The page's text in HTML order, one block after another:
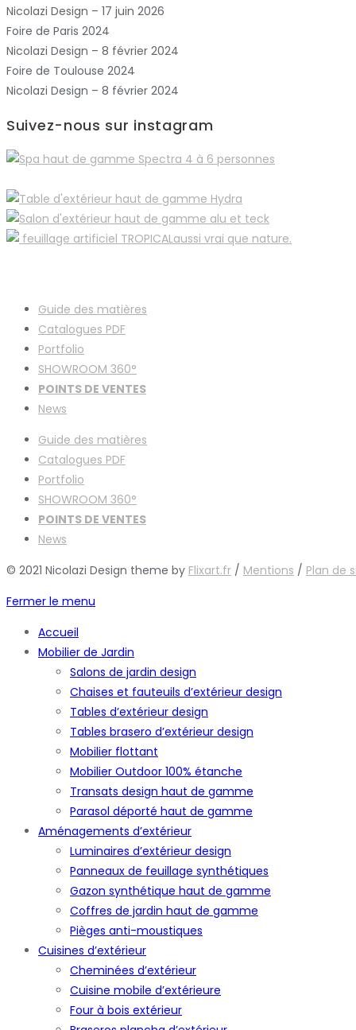
Nicolazi Design – 17 juin 2026
Foire de Paris 2024
Nicolazi Design – 8 février 2024
Foire de Toulouse 2024
Nicolazi Design – 8 février 2024
Suivez-nous sur instagram
Guide des matières
Catalogues PDF
Portfolio
SHOWROOM 360°
POINTS DE VENTES
News
Guide des matières
Catalogues PDF
Portfolio
SHOWROOM 360°
POINTS DE VENTES
News
© 2021 Nicolazi Design theme by Flixart.fr / Mentions / Plan de
Fermer le menu
Accueil
Mobilier de Jardin
Salons de jardin design
Chaises et fauteuils d’extérieur design
Tables d’extérieur design
Tables brasero d’extérieur design
Mobilier flottant
Mobilier Outdoor 100% étanche
Transats design haut de gamme
Parasol déporté haut de gamme
Aménagements d’extérieur
Luminaires d’extérieur design
Panneaux de feuillage synthétiques
Gazon synthétique haut de gamme
Coffres de jardin haut de gamme
Pièges anti-moustiques
Cuisines d’extérieur
Cheminées d’extérieur
Cuisine mobile d’extérieure
Four à bois extérieur